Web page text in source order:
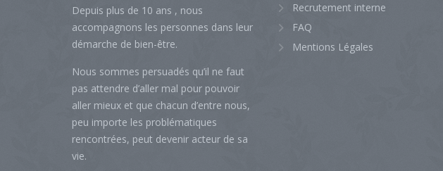
Depuis plus de 10 ans , nous
accompagnons les personnes dans leur
démarche de bien-être.
Nous sommes persuadés qu’il ne faut
pas attendre d’aller mal pour pouvoir
aller mieux et que chacun d’entre nous,
peu importe les problématiques
rencontrées, peut devenir acteur de sa
vie.
Recrutement interne
FAQ
Mentions Légales